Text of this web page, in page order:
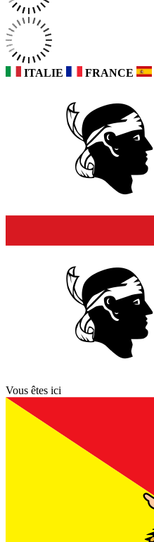
ITALIE FRANCE
Vous êtes ici